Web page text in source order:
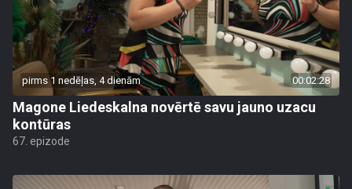
pirms 1 nedēļas, 4 dienām 00:02:28
Magone Liedeskalna novērtē savu jauno uzacu
kontūras
67. epizode